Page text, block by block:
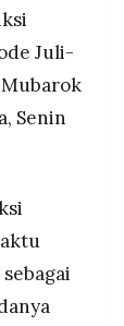
Juli-
Mubarok
Senin